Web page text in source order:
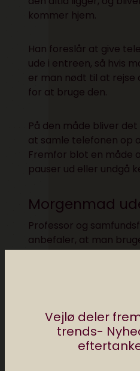
Vejlø deler
trends-
kommer hjem.
Han foreslår at give
ude i entreen, så hvis
er man nødt til at rejse
for at bruge den.
På den måde bliver
at samle telefonen op
Fremfor blot en måde
pauser ud eller undgå
Morgenmad
Professor og
anbefaler, at man
time af døgnet uden
essentiel, og
lidt endnu.